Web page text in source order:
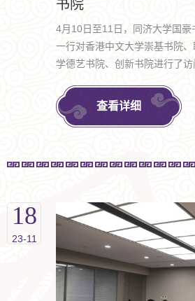
书院
4月10日至11日，同济大学国
一行对香港中文大学崇基书院
学德艺书院、创新书院进行了
模式与新路径
查看详细
18
23-11